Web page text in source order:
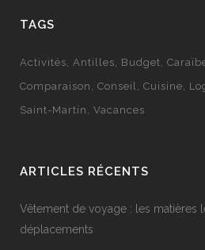
TAGS
Activités Antilles Budget
Comparaison
Conseil Cuisine
Saint-Martin
Vacances
ARTICLES RÉCENTS
Vêtement de voyage : les matières
déplacements